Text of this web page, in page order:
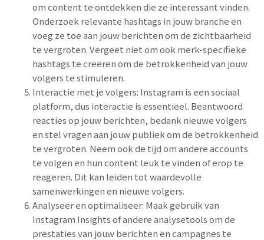
om content te ontdekken die ze interessant vinden.
Onderzoek relevante hashtags in jouw branche en
voeg ze toe aan jouw berichten om de zichtbaarheid
te vergroten. Vergeet niet om ook merk-specifieke
hashtags te creëren om de betrokkenheid van jouw
volgers te stimuleren.
Interactie met je volgers: Instagram is een sociaal
platform, dus interactie is essentieel. Beantwoord
reacties op jouw berichten, bedank nieuwe volgers
en stel vragen aan jouw publiek om de betrokkenheid
te vergroten. Neem ook de tijd om andere accounts
te volgen en hun content leuk te vinden of erop te
reageren. Dit kan leiden tot waardevolle
samenwerkingen en nieuwe volgers.
Analyseer en optimaliseer: Maak gebruik van
Instagram Insights of andere analysetools om de
prestaties van jouw berichten en campagnes te